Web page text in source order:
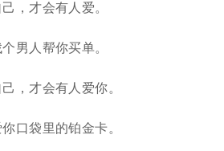
，才会有人爱。
男人帮你买单。
，才会有人爱你。
口袋里的铂金卡。